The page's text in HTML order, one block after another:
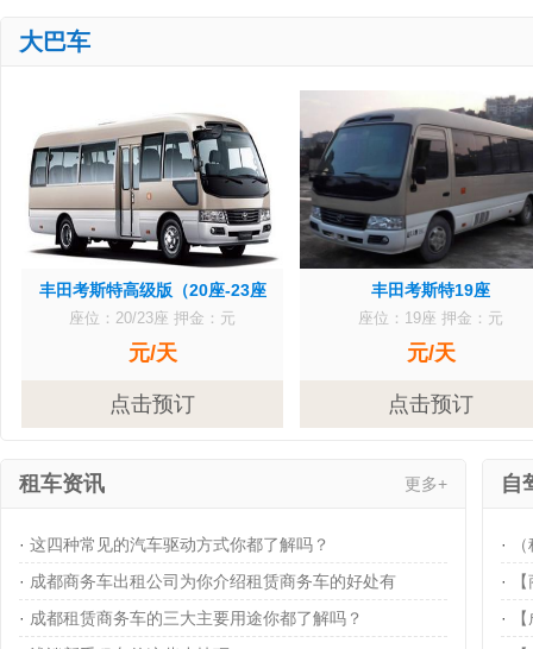
大巴车
丰田考斯特高级版（20座-23座
座位：20/23座 押金：元
元/天
点击预订
丰田考斯特19座
座位：19座 押金：元
元/天
点击预订
租车资讯 更多+
· 这四种常见的汽车驱动方式你都了解吗？
· 成都商务车出租公司为你介绍租赁商务车的好处有
· 成都租赁商务车的三大主要用途你都了解吗？
自
·
·
·